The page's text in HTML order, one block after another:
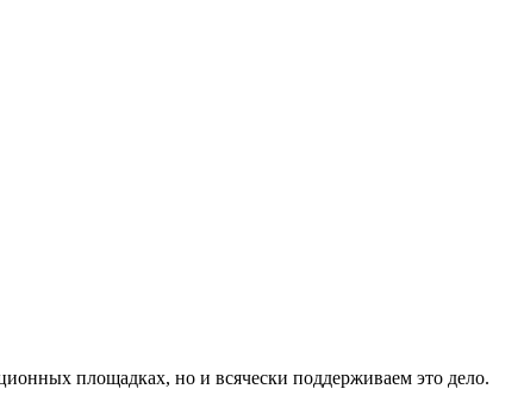
площадках, но и всячески поддерживаем это дело.